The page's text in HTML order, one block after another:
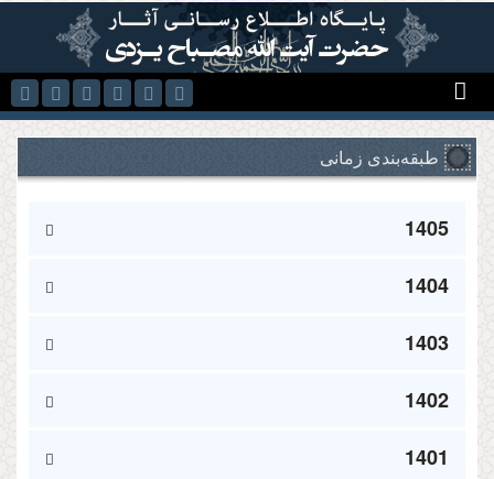
رفتن به محتوای اصلی
طبقه‌بندی زمانی
1405
1404
1403
1402
1401